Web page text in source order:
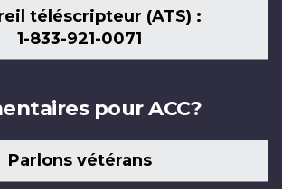
téléscripteur (ATS) :
1-833-921-0071
pour ACC?
Parlons vétérans